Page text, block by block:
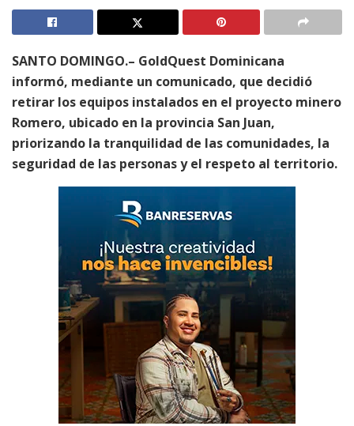
SANTO DOMINGO.– GoldQuest Dominicana
informó, mediante un comunicado, que decidió
retirar los equipos instalados en el proyecto minero
Romero, ubicado en la provincia San Juan,
priorizando la tranquilidad de las comunidades, la
seguridad de las personas y el respeto al territorio.